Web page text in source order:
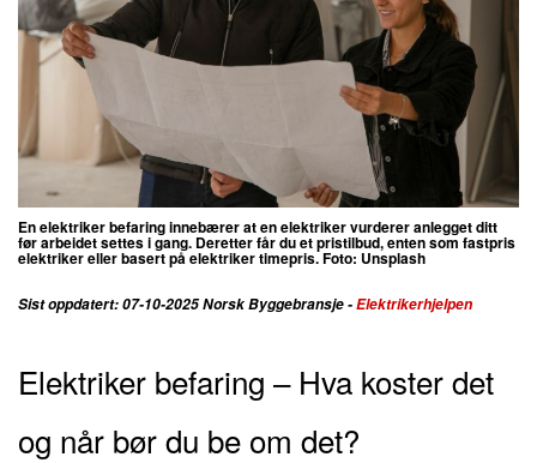
En elektriker befaring innebærer at en elektriker vurderer anlegget ditt
før arbeidet settes i gang. Deretter får du et pristilbud, enten som fastpris
elektriker eller basert på elektriker timepris. Foto: Unsplash
Sist oppdatert: 07-10-2025 Norsk Byggebransje -Elektrikerhjelpen
Elektriker befaring – Hva koster det
og når bør du be om det?